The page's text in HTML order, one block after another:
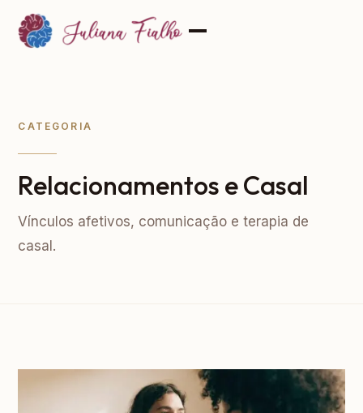
CATEGORIA
Relacionamentos e Casal
Vínculos afetivos, comunicação e terapia de
casal.